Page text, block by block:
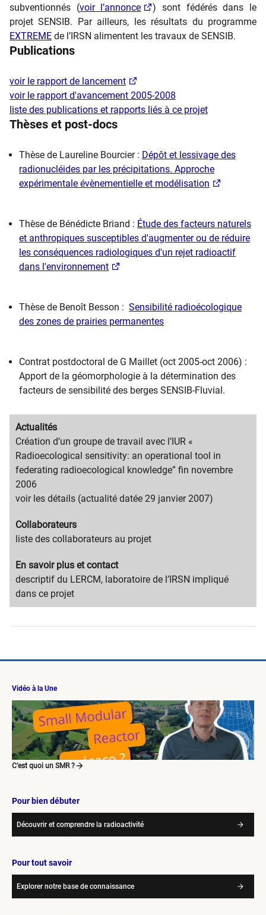
subventionnés (voir l’annonce
) sont fédérés dans le
projet SENSIB. Par ailleurs, les résultats du programme
EXTREME de l’IRSN alimentent les travaux de SENSIB.
Publications
voir le rapport de lancement
voir le rapport d'avancement 2005-2008
liste des publications et rapports liés à ce projet
Thèses et post-docs
Thèse de Laureline Bourcier : Dépôt et lessivage des
radionucléides par les précipitations. Approche
expérimentale évènementielle et modélisation
Thèse de Bénédicte Briand : Étude des facteurs naturels
et anthropiques susceptibles d'augmenter ou de réduire
les conséquences radiologiques d'un rejet radioactif
dans l'environnement
Thèse de Benoît Besson : Sensibilité radioécologique
des zones de prairies permanentes
Contrat postdoctoral de G Maillet (oct 2005-oct 2006) :
Apport de la géomorphologie à la détermination des
facteurs de sensibilité des berges SENSIB-Fluvial.
Migration
content
title
Actualités
Migration
content
text
Création d’un groupe de travail avec l’IUR «
Radioecological sensitivity: an operational tool in
federating radioecological knowledge” fin novembre
2006
voir les détails (actualité datée 29 janvier 2007)
Migration
content
Collaborateurs
Migration
text
liste des collaborateurs au projet
Migration
content
title
En savoir plus et contact
Migration
content
text
descriptif du LERCM, laboratoire de l’IRSN impliqué
dans ce projet
Vidéo à la Une
C’est quoi un SMR ?
Pour bien débuter
Découvrir et comprendre la radioactivité
Pour tout savoir
Explorer notre base de connaissance